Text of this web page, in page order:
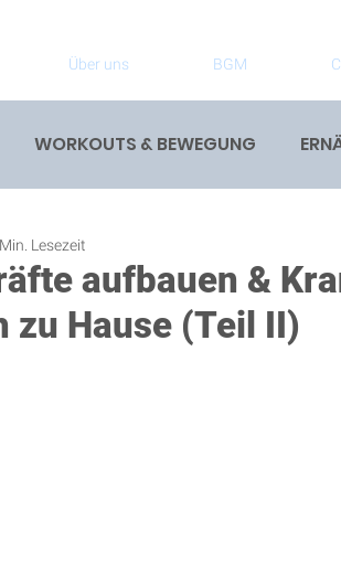
Über uns BGM
WORKOUTS & BEWEGUNG
aufbauen &
zu Hause (Teil II)
Lesezeit